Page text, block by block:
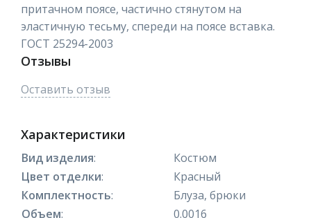
притачном поясе, частично стянутом на
эластичную тесьму, спереди на поясе вставка.
ГОСТ 25294-2003
Отзывы
Оставить отзыв
Характеристики
Вид изделия:
Костюм
Цвет отделки:
Красный
Комплектность:
Блуза, брюки
Объем:
0.0016